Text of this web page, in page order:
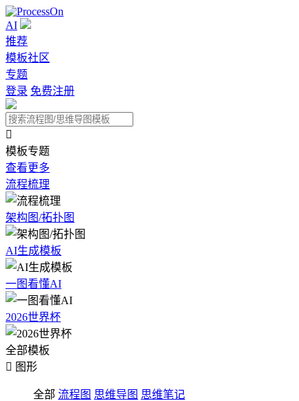
AI
推荐
模板社区
专题
登录 免费注册

模板专题
查看更多
流程梳理
架构图/拓扑图
AI生成模板
一图看懂AI
2026世界杯
全部模板
 图形
全部 流程图 思维导图 思维笔记